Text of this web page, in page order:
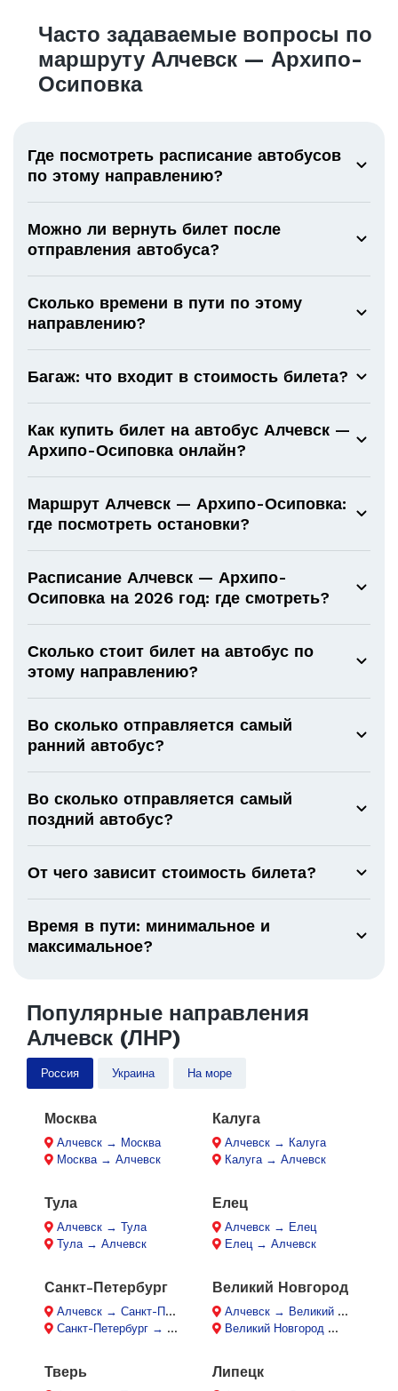
Часто задаваемые вопросы по
маршруту Алчевск — Архипо-
Осиповка
Где посмотреть расписание автобусов
по этому направлению?
Можно ли вернуть билет после
отправления автобуса?
Сколько времени в пути по этому
направлению?
Багаж: что входит в стоимость билета?
Как купить билет на автобус Алчевск —
Архипо-Осиповка онлайн?
Маршрут Алчевск — Архипо-Осиповка:
где посмотреть остановки?
Расписание Алчевск — Архипо-
Осиповка на 2026 год: где смотреть?
Сколько стоит билет на автобус по
этому направлению?
Во сколько отправляется самый
ранний автобус?
Во сколько отправляется самый
поздний автобус?
От чего зависит стоимость билета?
Время в пути: минимальное и
максимальное?
Популярные направления
Алчевск (ЛНР)
Россия Украина На море
Москва
Алчевск → Москва
Москва → Алчевск
Калуга
Алчевск → Калуга
Калуга → Алчевск
Тула
Алчевск → Тула
Тула → Алчевск
Елец
Алчевск → Елец
Елец → Алчевск
Санкт-Петербург
Алчевск → Санкт-Петербург
Санкт-Петербург → Алчевск
Великий Новгород
Алчевск → Великий Новгород
Великий Новгород → Алчевск
Тверь Липецк